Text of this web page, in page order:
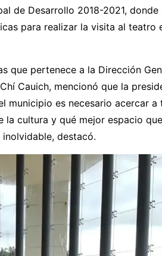
de Desarrollo 2018-2021, donde
para realizar la visita al teatro
que pertenece a la Dirección
Cauich, mencionó que la
municipio es necesario acercar a
la cultura y qué mejor espacio
destacó.